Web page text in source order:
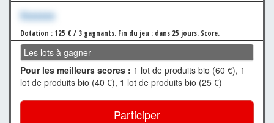
Xxxxxxx
Dotation : 125 € / 3 gagnants. Fin du jeu : dans 25 jours. Score.
Les lots à gagner
Pour les meilleurs scores : 1 lot de produits bio (60 €), 1
lot de produits bio (40 €), 1 lot de produits bio (25 €)
Participer